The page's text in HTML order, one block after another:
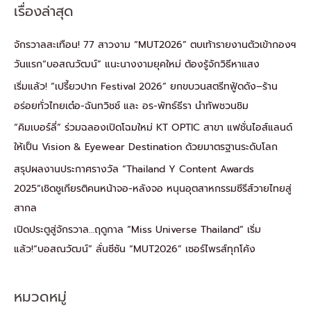
เรื่องล่าสุด
จักรวาลสะเทือน! 77 สาวงาม “MUT2026” ตบเท้ารายงานตัวเข้ากองฯ
วันแรก“บอสณวัฒน์” แนะนางงามยุคใหม่ ต้องรู้จักวิธีหาแสง
เริ่มแล้ว! “เปรี้ยวปาก Festival 2026” ยกขบวนสตรีทฟู้ดดัง–ร้าน
อร่อยทั่วไทยเต๋อ-ฉันทวิชช์ และ อร-พัทธ์ธีรา นำทัพชวนชิม
“คิมเบอร์ลี่” ร่วมฉลองเปิดโฉมใหม่ KT OPTIC สาขา แฟชั่นไอส์แลนด์
ให้เป็น Vision & Eyewear Destination ด้วยมาตรฐานระดับโลก
สรุปผลงานประกาศรางวัล “Thailand Y Content Awards
2025”เชิดชูเกียรติคนหน้าจอ-หลังจอ หนุนอุตสาหกรรมซีรีส์วายไทยสู่
สากล
เปิดประตูสู่จักรวาล…ฤดูกาล “Miss Universe Thailand” เริ่ม
แล้ว!“บอสณวัฒน์” ลั่นซีซัน “MUT2026” เซอร์ไพรส์ทุกโค้ง
หมวดหมู่